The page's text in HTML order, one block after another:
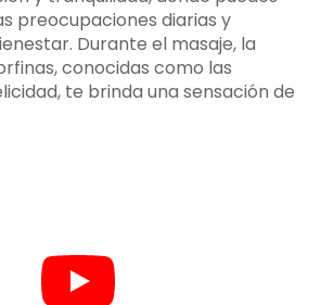
preocupaciones diarias y
Durante el masaje, la
conocidas como las
te brinda una sensación de